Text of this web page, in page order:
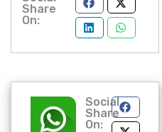
Share
On:
Social
Share
On: